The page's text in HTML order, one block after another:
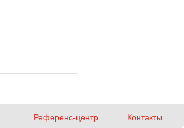
Референс-центр Контакты